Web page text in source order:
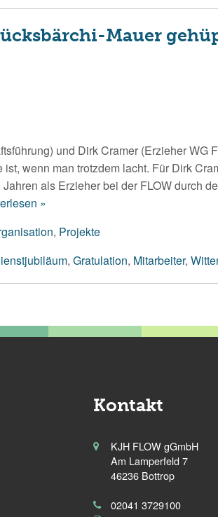
Mauer
und Dirk Cramer (Erzieher WG
wenn man trotzdem lacht. Für Dirk
als Erzieher bei der FLOW durch
»
, Projekte
, Gratulation, Mitarbeiter,
Kontakt
KJH FLOW gGmbH
Am Lamperfeld 7
46236 Bottrop
02041 3729100